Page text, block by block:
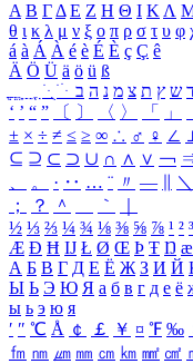
Α Β ΓΔ Ε Ζ Η Θ Ι ΚΛ
θ ι κ λ μ ν ξ ο π ρ σ τ υ φ
á à Á À é è É È ç Ç ê
Ä Ö Ü ä ö ü ß
ִֶֹ ֻּ ׁׂ ד ש ץ ת צ מ נ ה ב
‘ ’ “ ” 〔 〕 〈 〉 「 」
± × ÷ ≠ ≤ ≥ ∞ ∴ ♂ ♀ ∠
⊆ ⊇ ⊂ ⊃ ∪ ∩ ∧ ∨ ￢
、
。 · ‥ … ¨ 〃 ― ＼
；
？ ＾ ｀
½ ⅓ ⅔ ¼ ¾ ⅛ ⅜ ⅝ ⅞ ¹ ² ³
Æ Ð Ħ Ĳ Ł Ø Œ Þ Ŧ Ŋ æ
А Б В Г Д Е Ё Ж З И Й
Ы Ь Э Ю Я а б в г д е ё
ы ь э ю я
′ ″ ℃ Å ￠ ￡ ￥ ¤ ℉ ‰
㎙ ㎚ ㎛ ㎜ ㎝ ㎞ ㎟ ㎠